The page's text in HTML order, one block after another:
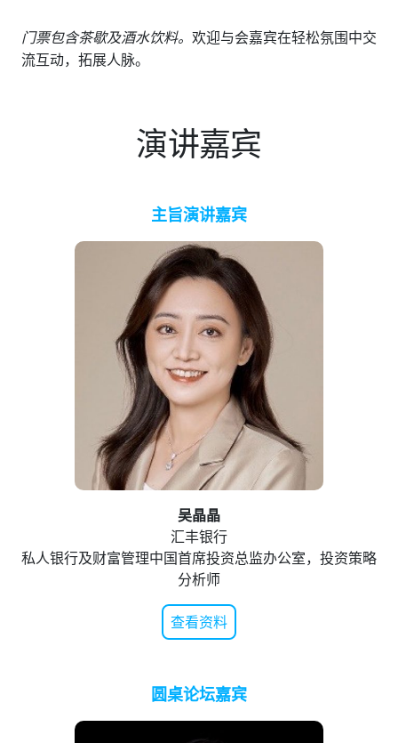
门票包含茶歇及酒水饮料。 欢迎与会嘉宾在轻松氛围中交
流互动，拓展人脉。
演讲嘉宾
主旨演讲嘉宾
吴晶晶
汇丰银行
私人银行及财富管理中国首席投资总监办公室，投资策略
分析师
查看资料
圆桌论坛嘉宾